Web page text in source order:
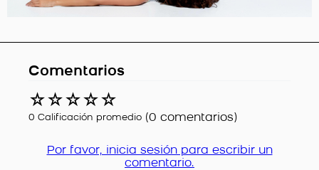
Comentarios
☆☆☆☆☆
0 Calificación promedio (0 comentarios)
Por favor, inicia sesión para escribir un
comentario.